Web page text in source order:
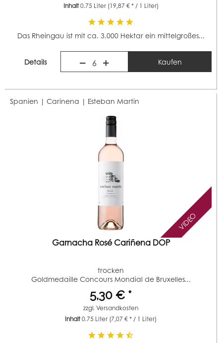
Inhalt0.75 Liter (19,87 € * / 1 Liter)
Das Rheingau ist mit ca. 3.000 Hektar ein mittelgroßes...
Details 6 Kaufen
Spanien | Carinena | Esteban Martin
VIDEO
Garnacha Rosé Cariñena DOP
trocken
Goldmedaille Concours Mondial de Bruxelles...
5,30 € *
zzgl.Versandkosten
Inhalt0.75 Liter (7,07 € * / 1 Liter)